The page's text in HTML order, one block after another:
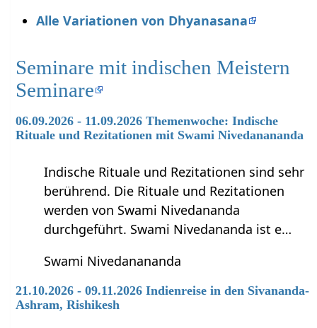
Alle Variationen von Dhyanasana
Seminare mit indischen Meistern
Seminare
06.09.2026 - 11.09.2026 Themenwoche: Indische
Rituale und Rezitationen mit Swami Nivedanananda
Indische Rituale und Rezitationen sind sehr
berührend. Die Rituale und Rezitationen
werden von Swami Nivedananda
durchgeführt. Swami Nivedananda ist e…
Swami Nivedanananda
21.10.2026 - 09.11.2026 Indienreise in den Sivananda-
Ashram, Rishikesh